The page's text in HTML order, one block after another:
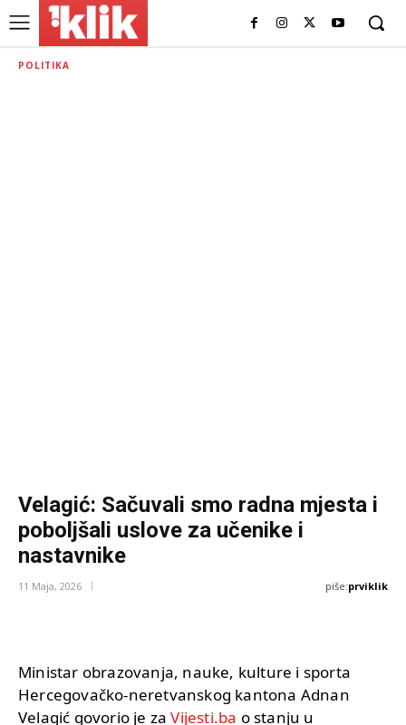
POLITIKA
Velagić: Sačuvali smo radna mjesta i
poboljšali uslove za učenike i
nastavnike
11 Maja, 2026 piše:prviklik
Ministar obrazovanja, nauke, kulture i sporta
Hercegovačko-neretvanskog kantona Adnan
Velagić govorio je zaVijesti.ba o stanju u